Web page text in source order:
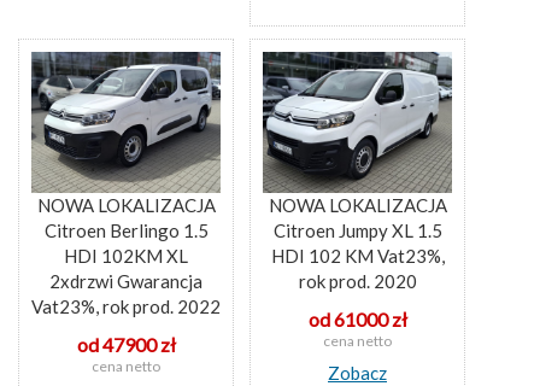
NOWA LOKALIZACJA
Citroen Berlingo 1.5
HDI 102KM XL
2xdrzwi Gwarancja
Vat23%, rok prod. 2022
od 47900 zł
cena netto
NOWA LOKALIZACJA
Citroen Jumpy XL 1.5
HDI 102 KM Vat23%,
rok prod. 2020
od 61000 zł
cena netto
Zobacz